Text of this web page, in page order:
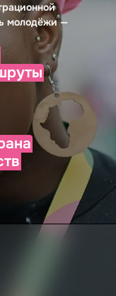
молодёжи —